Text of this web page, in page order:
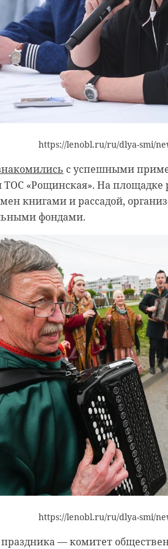
https://lenobl.ru/ru/dlya-smi/
с успешными
ТОС «Рощинская». На площадке
книгами и рассадой,
фондами.
https://lenobl.ru/ru/dlya-smi/
праздника — комитет
усло ...
врачи
ладожскую
22 марта, 11:15